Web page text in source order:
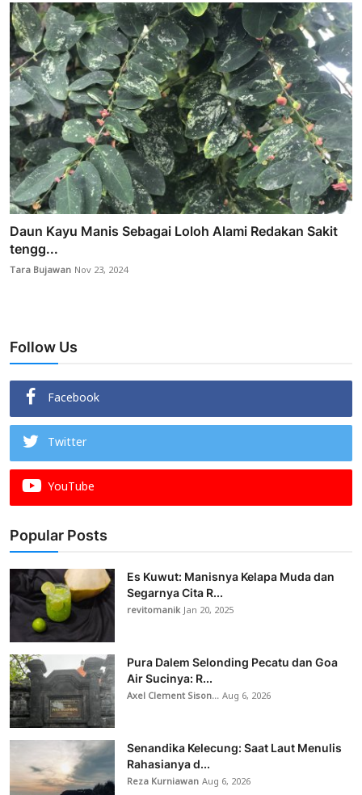
Daun Kayu Manis Sebagai Loloh Alami Redakan Sakit
tengg...
Tara Bujawan Nov 23, 2024
Follow Us
Facebook
Twitter
YouTube
Popular Posts
Es Kuwut: Manisnya Kelapa Muda dan
Segarnya Cita R...
revitomanikJan 20, 2025
Pura Dalem Selonding Pecatu dan Goa
Air Sucinya: R...
Axel Clement Sison...Aug 6, 2026
Senandika Kelecung: Saat Laut Menulis
Rahasianya d...
Reza KurniawanAug 6, 2026